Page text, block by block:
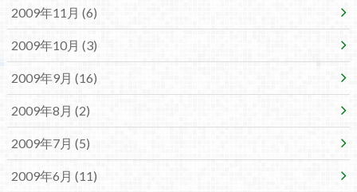
2009年11月 (6)
2009年10月 (3)
2009年9月 (16)
2009年8月 (2)
2009年7月 (5)
2009年6月 (11)